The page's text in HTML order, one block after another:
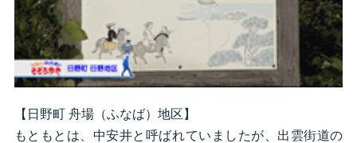
【日野町 舟場（ふなば）地区】
もともとは、中安井と呼ばれていましたが、出雲街道の